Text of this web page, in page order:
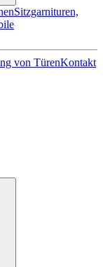
Sitzgarnituren,
von TürenKontakt